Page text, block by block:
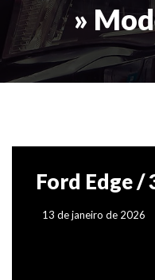
»
Ford Edge /
13 de janeiro de 2026